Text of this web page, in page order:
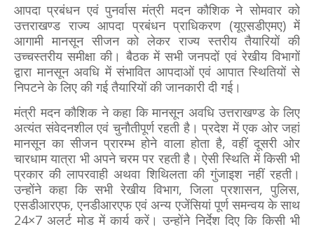
आपदा प्रबंधन एवं पुनर्वास मंत्री मदन कौशिक ने सोमवार को
उत्तराखण्ड राज्य आपदा प्रबंधन प्राधिकरण (यूएसडीएमए) में
आगामी मानसून सीजन को लेकर राज्य स्तरीय तैयारियों की
उच्चस्तरीय समीक्षा की। बैठक में सभी जनपदों एवं रेखीय विभागों
द्वारा मानसून अवधि में संभावित आपदाओं एवं आपात स्थितियों से
निपटने के लिए की गई तैयारियों की जानकारी दी गई।
मंत्री मदन कौशिक ने कहा कि मानसून अवधि उत्तराखण्ड के लिए
अत्यंत संवेदनशील एवं चुनौतीपूर्ण रहती है। प्रदेश में एक ओर जहां
मानसून का सीजन प्रारम्भ होने वाला होता है, वहीं दूसरी ओर
चारधाम यात्रा भी अपने चरम पर रहती है। ऐसी स्थिति में किसी भी
प्रकार की लापरवाही अथवा शिथिलता की गुंजाइश नहीं रहती।
उन्होंने कहा कि सभी रेखीय विभाग, जिला प्रशासन, पुलिस,
एसडीआरएफ, एनडीआरएफ एवं अन्य एजेंसियां पूर्ण समन्वय के साथ
24×7 अलर्ट मोड में कार्य करें। उन्होंने निर्देश दिए कि किसी भी